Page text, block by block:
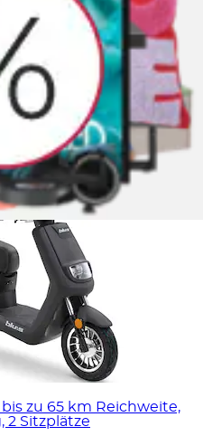
bis zu 59 km Reichweite,
für...
1.849,90 €Rabatt
€
bis zu 65 km Reichweite,
2 Sitzplätze